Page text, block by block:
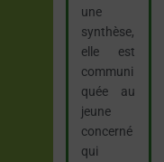
une
synthèse,
elle est
communi
quée au
jeune
concerné
qui